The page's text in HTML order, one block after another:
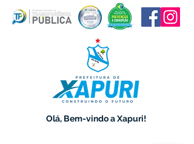
Olá, Bem-vindo a Xapuri!